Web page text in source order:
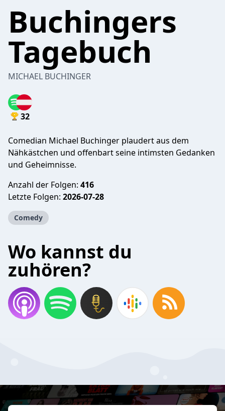
Buchingers
Tagebuch
MICHAEL BUCHINGER
32
Comedian Michael Buchinger plaudert aus dem
Nähkästchen und offenbart seine intimsten Gedanken
und Geheimnisse.
Anzahl der Folgen: 416
Letzte Folgen: 2026-07-28
Comedy
Wo kannst du
zuhören?